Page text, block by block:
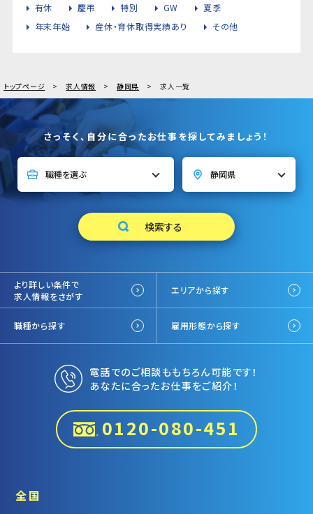
有休
慶弔 特別 GW
夏季
年末年始
産休・育休取得実績あり その他
トップページ 求人情報 静岡県 求人一覧
さっそく、自分に合ったお仕事を探してみましょう！
より詳しい条件で
求人情報をさがす
エリアから探す
職種から探す 雇用形態から探す
電話でのご相談ももちろん可能です！
あなたに合ったお仕事をご紹介！
0120-080-451
全国